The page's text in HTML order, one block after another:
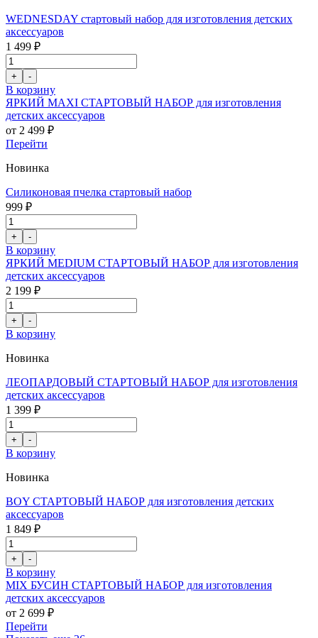
WEDNESDAY стартовый набор для изготовления детских
аксессуаров
1 499 ₽
В корзину
ЯРКИЙ MAXI СТАРТОВЫЙ НАБОР для изготовления
детских аксессуаров
от 2 499 ₽
Перейти
Новинка
Силиконовая пчелка стартовый набор
999 ₽
В корзину
ЯРКИЙ MEDIUM СТАРТОВЫЙ НАБОР для изготовления
детских аксессуаров
2 199 ₽
В корзину
Новинка
ЛЕОПАРДОВЫЙ СТАРТОВЫЙ НАБОР для изготовления
детских аксессуаров
1 399 ₽
В корзину
Новинка
BOY СТАРТОВЫЙ НАБОР для изготовления детских
аксессуаров
1 849 ₽
В корзину
MIX БУСИН СТАРТОВЫЙ НАБОР для изготовления
детских аксессуаров
от 2 699 ₽
Перейти